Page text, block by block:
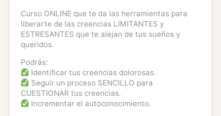
Curso ONLINE que te da las herramientas para
liberarte de las creencias LIMITANTES y
ESTRESANTES que te alejan de tus sueños y
queridos.
Podrás:
Identificar tus creencias dolorosas.
Seguir un proceso SENCILLO para
CUESTIONAR tus creencias.
Incrementar el autoconocimiento.